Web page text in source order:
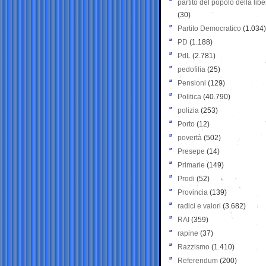
partito del popolo della
(30)
Partito Democratico (1.034)
PD (1.188)
PdL (2.781)
pedofilia (25)
Pensioni (129)
Politica (40.790)
polizia (253)
Porto (12)
povertà (502)
Presepe (14)
Primarie (149)
Prodi (52)
Provincia (139)
radici e valori (3.682)
RAI (359)
rapine (37)
Razzismo (1.410)
Referendum (200)